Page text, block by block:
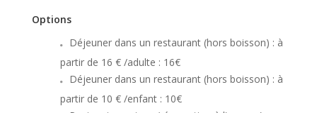
Options
Déjeuner dans un restaurant (hors boisson) : à
partir de 16 € /adulte : 16€
Déjeuner dans un restaurant (hors boisson) : à
partir de 10 € /enfant : 10€